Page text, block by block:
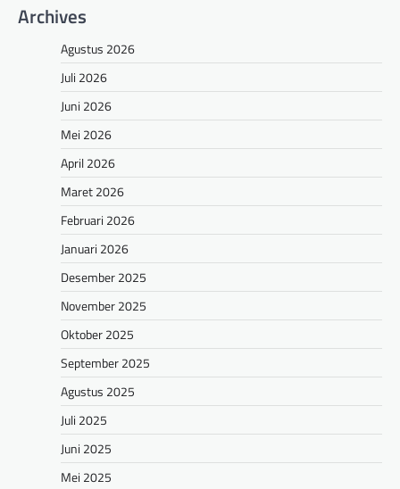
Archives
Agustus 2026
Juli 2026
Juni 2026
Mei 2026
April 2026
Maret 2026
Februari 2026
Januari 2026
Desember 2025
November 2025
Oktober 2025
September 2025
Agustus 2025
Juli 2025
Juni 2025
Mei 2025